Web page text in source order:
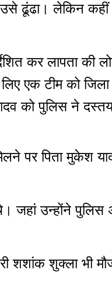
उसे ढूंढा। लेकिन
कर लापता की
एक टीम को जिला
को पुलिस ने
पर पिता मुकेश
उन्होंने पुलिस
शशांक शुक्ला भी